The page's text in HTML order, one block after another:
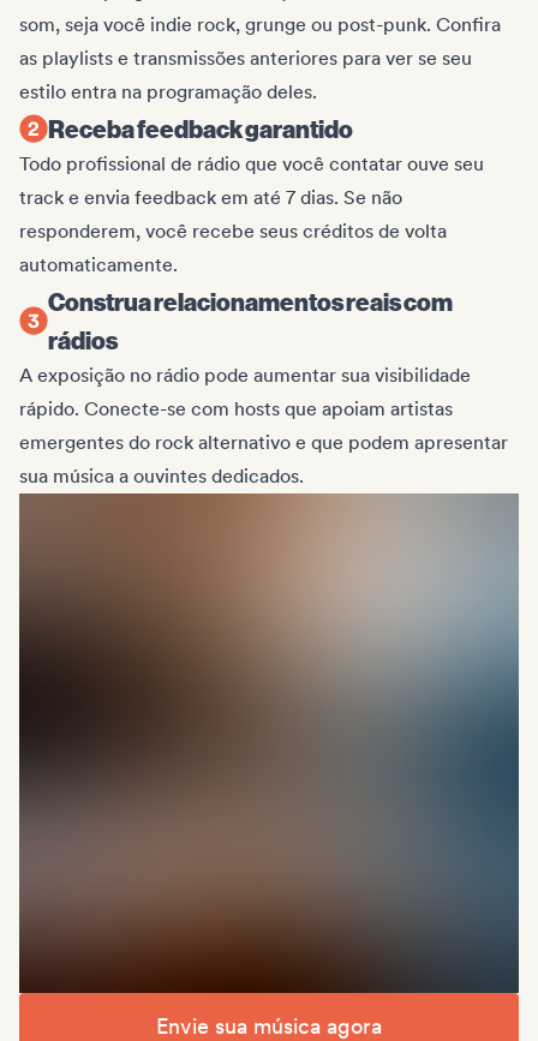
som, seja você indie rock, grunge ou post-punk. Confira
as playlists e transmissões anteriores para ver se seu
estilo entra na programação deles.
Receba feedback garantido
Todo profissional de rádio que você contatar ouve seu
track e envia feedback em até 7 dias. Se não
responderem, você recebe seus créditos de volta
automaticamente.
Construa relacionamentos reais com
rádios
A exposição no rádio pode aumentar sua visibilidade
rápido. Conecte-se com hosts que apoiam artistas
emergentes do rock alternativo e que podem apresentar
sua música a ouvintes dedicados.
Envie sua música agora